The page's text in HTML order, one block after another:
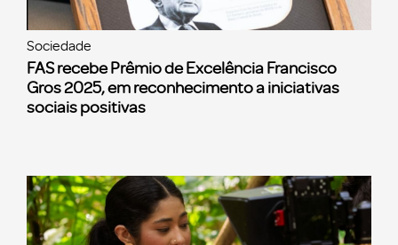
Sociedade
FAS recebe Prêmio de Excelência Francisco
Gros 2025, em reconhecimento a iniciativas
sociais positivas